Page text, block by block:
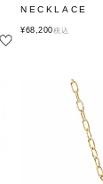
NECKLACE
¥68,200税込